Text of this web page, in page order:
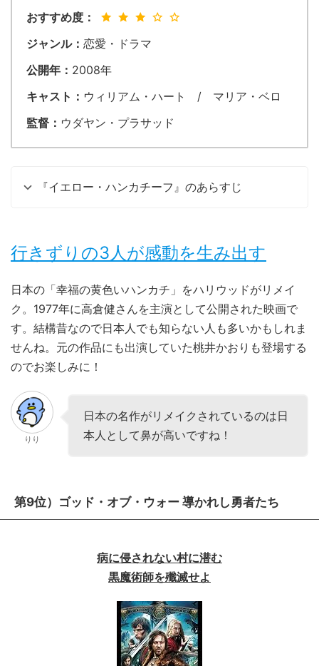
おすすめ度：
ジャンル： 恋愛・ドラマ
公開年： 2008年
キャスト： ウィリアム・ハート / マリア・ベロ
監督： ウダヤン・プラサッド
『イエロー・ハンカチーフ』のあらすじ
行きずりの3人が感動を生み出す
日本の「幸福の黄色いハンカチ」をハリウッドがリメイ
ク。1977年に高倉健さんを主演として公開された映画で
す。結構昔なので日本人でも知らない人も多いかもしれま
せんね。元の作品にも出演していた桃井かおりも登場する
のでお楽しみに！
りり
日本の名作がリメイクされているのは日
本人として鼻が高いですね！
第9位）ゴッド・オブ・ウォー 導かれし勇者たち
病に侵されない村に潜む
黒魔術師を殲滅せよ